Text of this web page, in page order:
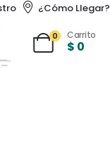
¿Cómo Llegar?
0 Carrito
$ 0